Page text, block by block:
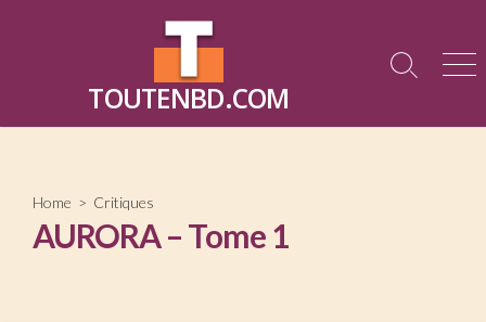
TOUTENBD.COM
Search
Home > Critiques
AURORA – Tome 1